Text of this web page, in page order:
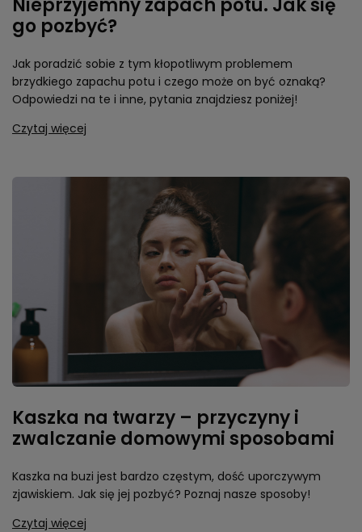
Nieprzyjemny zapach potu. Jak się
go pozbyć?
Jak poradzić sobie z tym kłopotliwym problemem
brzydkiego zapachu potu i czego może on być oznaką?
Odpowiedzi na te i inne, pytania znajdziesz poniżej!
Czytaj więcej
Kaszka na twarzy – przyczyny i
zwalczanie domowymi sposobami
Kaszka na buzi jest bardzo częstym, dość uporczywym
zjawiskiem. Jak się jej pozbyć? Poznaj nasze sposoby!
Czytaj więcej